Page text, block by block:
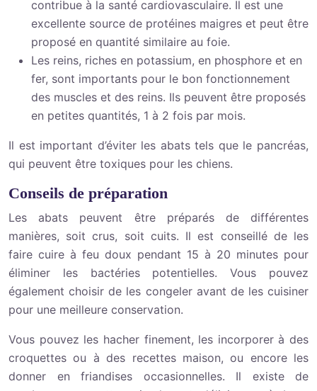
contribue à la santé cardiovasculaire. Il est une
excellente source de protéines maigres et peut être
proposé en quantité similaire au foie.
Les reins, riches en potassium, en phosphore et en
fer, sont importants pour le bon fonctionnement
des muscles et des reins. Ils peuvent être proposés
en petites quantités, 1 à 2 fois par mois.
Il est important d’éviter les abats tels que le pancréas,
qui peuvent être toxiques pour les chiens.
Conseils de préparation
Les abats peuvent être préparés de différentes
manières, soit crus, soit cuits. Il est conseillé de les
faire cuire à feu doux pendant 15 à 20 minutes pour
éliminer les bactéries potentielles. Vous pouvez
également choisir de les congeler avant de les cuisiner
pour une meilleure conservation.
Vous pouvez les hacher finement, les incorporer à des
croquettes ou à des recettes maison, ou encore les
donner en friandises occasionnelles. Il existe de